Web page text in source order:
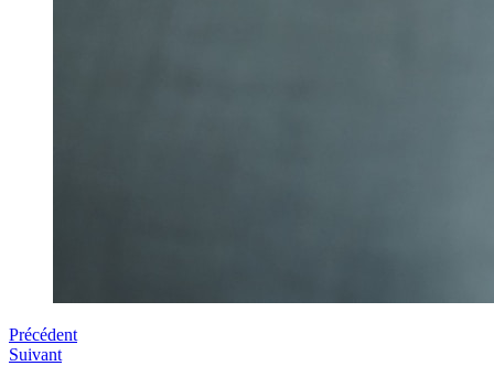
Précédent
Suivant